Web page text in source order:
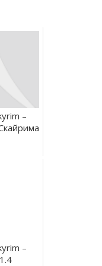
–
–